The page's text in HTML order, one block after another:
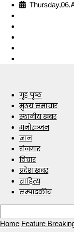
गृह पृष्ठ
मुख्य समाचार
स्थानीय खबर
मनोरञ्जन
ज्ञान
रोजगार
विचार
प्रदेश खबर
साहित्य
सम्पादकीय
Home Feature